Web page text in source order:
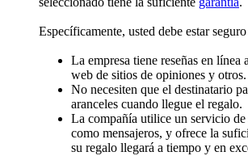
Específicamente, usted debe estar
La empresa tiene reseñas en línea
web de sitios de opiniones y otros.
No necesiten que el destinatario
aranceles cuando llegue el regalo.
La compañía utilice un servicio de
como mensajeros, y ofrece la
su regalo llegará a tiempo y en